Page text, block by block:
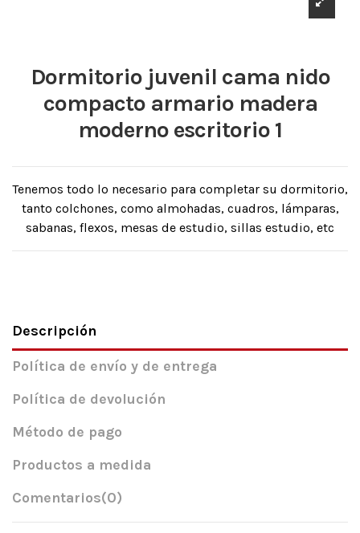
Dormitorio juvenil cama nido
compacto armario madera
moderno escritorio 1
Tenemos todo lo necesario para completar su dormitorio,
tanto colchones, como almohadas, cuadros, lámparas,
sabanas, flexos, mesas de estudio, sillas estudio, etc
Descripción
Política de envío y de entrega
Política de devolución
Método de pago
Productos a medida
Comentarios(0)